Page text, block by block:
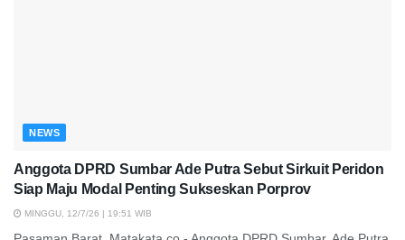
NEWS
Anggota DPRD Sumbar Ade Putra Sebut Sirkuit Peridon
Siap Maju Modal Penting Sukseskan Porprov
MINGGU, 12/7/26 | 19:51 WIB